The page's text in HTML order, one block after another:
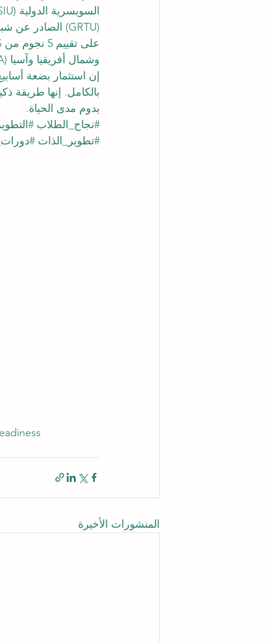
وشمال أفريقيا وآسيا (MENAA) لرضا العملاء، وجائزة أفضل جامعة حديثة، وجائزة رضا الطلاب.
إن استثمار بضعة
بالكامل. إنها طريقة
يدوم مدى الحياة.
#نجاح_الطلاب
#تطوير_الذات
المنشورات الأخيرة